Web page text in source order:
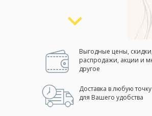
Выгодные цены, скидки,
распродажи, акции и
другое
Доставка в любую
для Вашего удобства